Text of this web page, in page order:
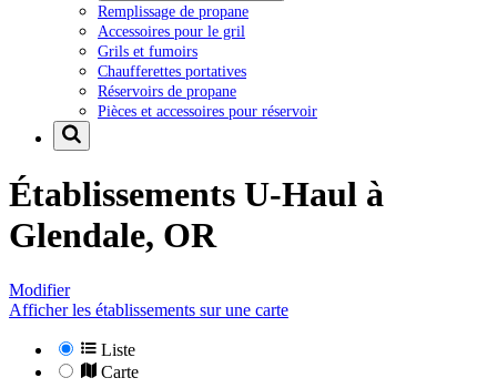
Remplissage de propane
Accessoires pour le gril
Grils et fumoirs
Chaufferettes portatives
Réservoirs de propane
Pièces et accessoires pour réservoir
Établissements U-Haul à
Glendale, OR
Modifier
Afficher les établissements sur une carte
Liste
Carte